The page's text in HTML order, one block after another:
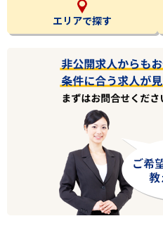
エリアで探す